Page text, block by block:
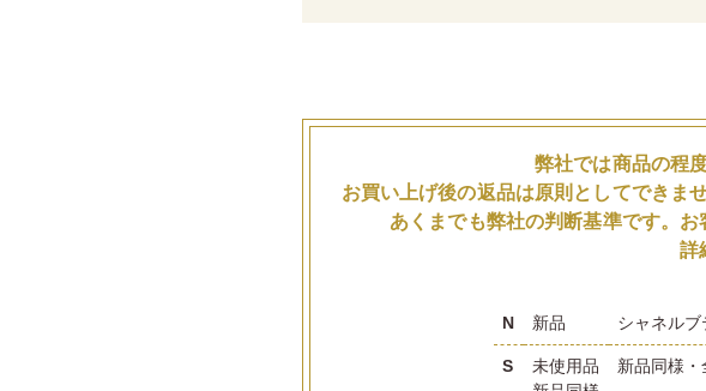
弊社では商品の程
お買い上げ後の返品は原則としてできま
あくまでも弊社の判断基準です。
詳
N 新品 シャネル
S
未使用品
新品同様